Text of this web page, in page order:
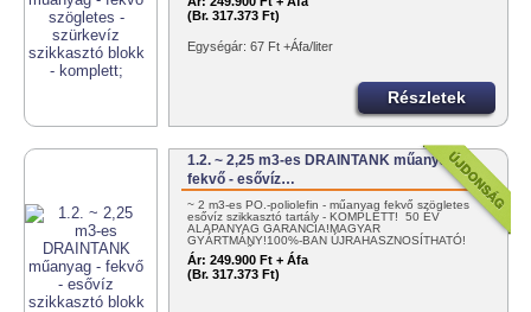
(Br. 317.373 Ft)
Egységár: 67 Ft +Áfa/liter
Részletek
1.2. ~ 2,25 m3-es DRAINTANK műanyag -
fekvő - esővíz…
~ 2 m3-es PO.-poliolefin - műanyag fekvő szögletes
esővíz szikkasztó tartály - KOMPLETT! 50 ÉV
ALAPANYAG GARANCIA!MAGYAR
GYÁRTMÁNY!100%-BAN ÚJRAHASZNOSÍTHATÓ!
EGYSZERŰEN…
Ár: 249.900 Ft + Áfa
(Br. 317.373 Ft)